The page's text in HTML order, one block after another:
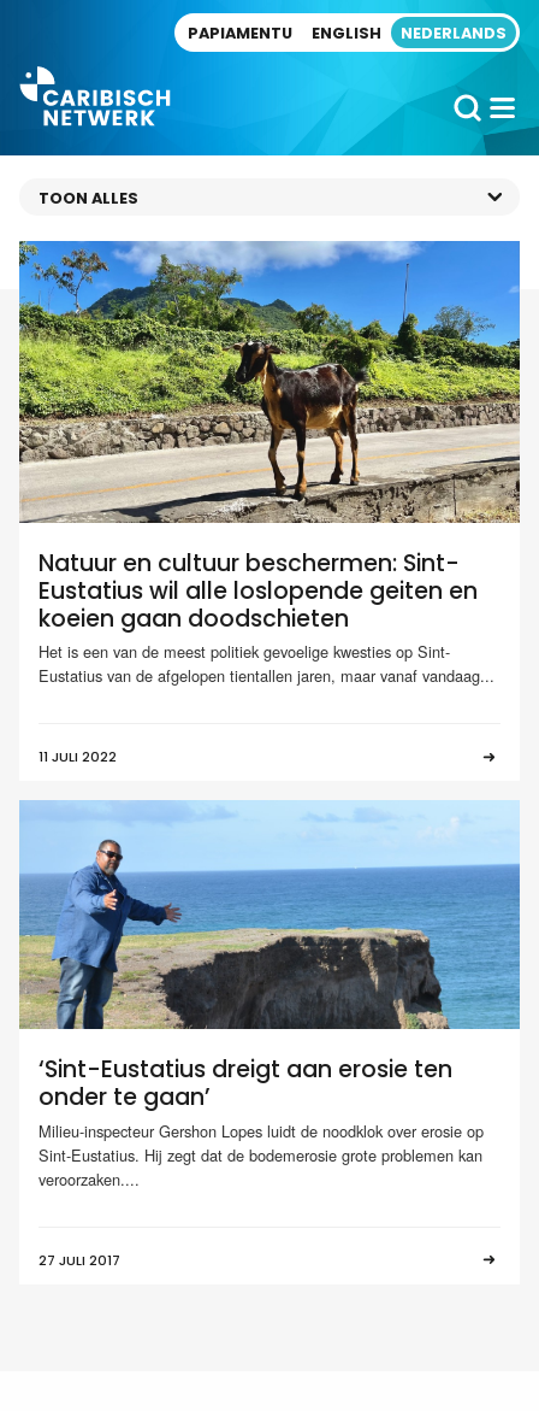
PAPIAMENTU ENGLISH NEDERLANDS
Natuur en cultuur beschermen: Sint-
Eustatius wil alle loslopende geiten en
koeien gaan doodschieten
Het is een van de meest politiek gevoelige kwesties op Sint-
Eustatius van de afgelopen tientallen jaren, maar vanaf vandaag...
11 JULI 2022
‘Sint-Eustatius dreigt aan erosie ten
onder te gaan’
Milieu-inspecteur Gershon Lopes luidt de noodklok over erosie op
Sint-Eustatius. Hij zegt dat de bodemerosie grote problemen kan
veroorzaken....
27 JULI 2017